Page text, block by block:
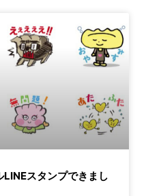
スタンプできまし